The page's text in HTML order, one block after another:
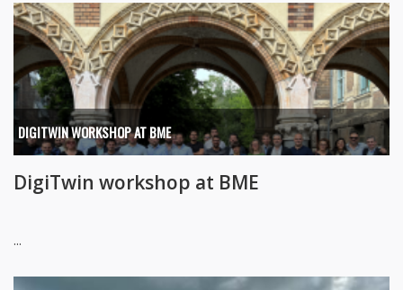
DIGITWIN WORKSHOP AT BME
DigiTwin workshop at BME
...